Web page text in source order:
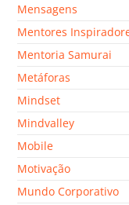
Mensagens
Mentores
Mentoria Samurai
Metáforas
Mindset
Mindvalley
Mobile
Motivação
Mundo Corporativo